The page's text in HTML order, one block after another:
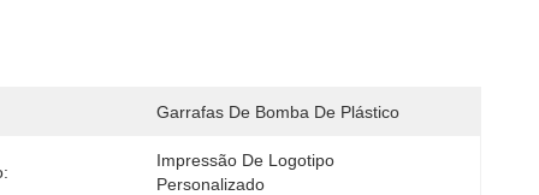
Garrafas De Bomba De Plástico
Impressão De Logotipo
Personalizado